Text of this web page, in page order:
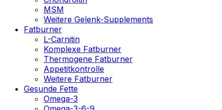
MSM
Weitere Gelenk-Supplements
Fatburner
L-Carnitin
Komplexe Fatburner
Thermogene Fatburner
Appetitkontrolle
Weitere Fatburner
Gesunde Fette
Omega-3